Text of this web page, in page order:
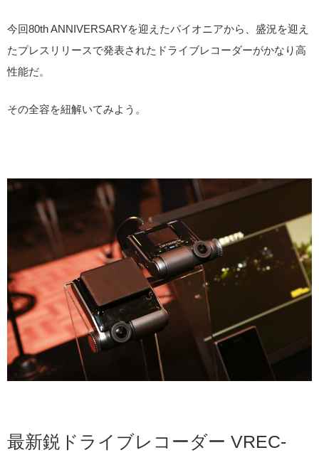
今回80th ANNIVERSARYを迎えたパイオニアから、盛況を迎え
たプレスリリースで発表されたドライブレコーダーがかなり高
性能だ。
その全容を紐解いてみよう。
最新鋭ドライブレコーダー VREC-